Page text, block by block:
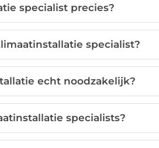
specialist precies?
specialist?
echt noodzakelijk?
specialists?